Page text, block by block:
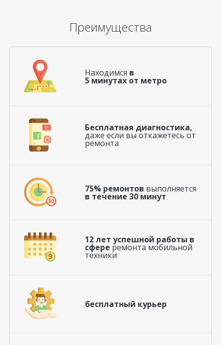
Преимущества
Находимся в
5 минутах от метро
Бесплатная диагностика,
даже если вы откажетесь от
ремонта
75% ремонтов выполняется
в течение 30 минут
12 лет успешной работы в
сфере ремонта мобильной
техники
бесплатный курьер